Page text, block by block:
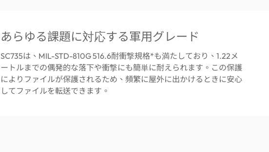
あらゆる課題に対応する軍用グレード
SC735は、MIL-STD-810G 516.6耐衝撃規格*も満たしており、1.22メ
ートルまでの偶発的な落下や衝撃にも簡単に耐えられます。この保護
によりファイルが保護されるため、頻繁に屋外に出かけるときに安心
してファイルを転送できます。